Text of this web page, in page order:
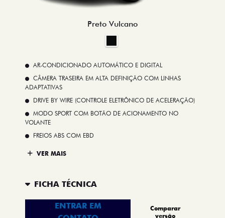
Preto Vulcano
AR-CONDICIONADO AUTOMÁTICO E DIGITAL
CÂMERA TRASEIRA EM ALTA DEFINIÇÃO COM LINHAS
ADAPTATIVAS
DRIVE BY WIRE (CONTROLE ELETRÔNICO DE ACELERAÇÃO)
MODO SPORT COM BOTÃO DE ACIONAMENTO NO
VOLANTE
FREIOS ABS COM EBD
VER MAIS
FICHA TÉCNICA
ENTRAR EM
Comparar
versão